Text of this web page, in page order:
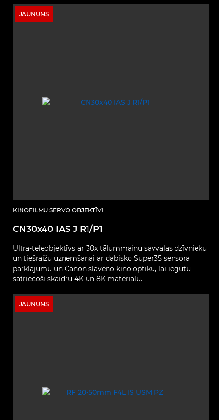
JAUNUMS
KINOFILMU SERVO OBJEKTĪVI
CN30x40 IAS J R1/P1
Ultra‑teleobjektīvs ar 30x tālummaiņu savvaļas dzīvnieku
un tiešraižu uzņemšanai ar dabisko Super35 sensora
pārklājumu un Canon slaveno kino optiku, lai iegūtu
satriecoši skaidru 4K un 8K materiālu.
JAUNUMS